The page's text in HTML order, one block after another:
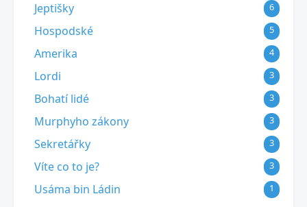
Jeptišky 6
Hospodské 5
Amerika 4
Lordi 3
Bohatí lidé 3
Murphyho zákony 3
Sekretářky 3
Víte co to je? 3
Usáma bin Ládin 1